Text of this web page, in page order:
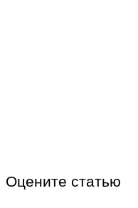
Оцените статью